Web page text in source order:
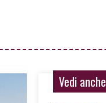
Vedi anche